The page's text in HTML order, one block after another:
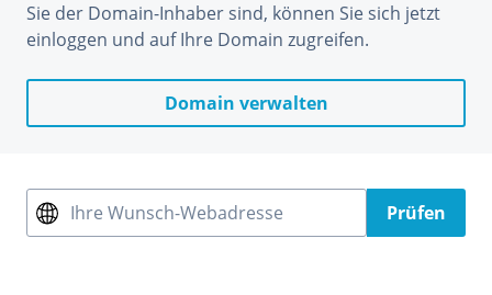
Sie der Domain-Inhaber sind, können Sie sich jetzt
einloggen und auf Ihre Domain zugreifen.
Domain verwalten
Ihre Wunsch-Webadresse Prüfen